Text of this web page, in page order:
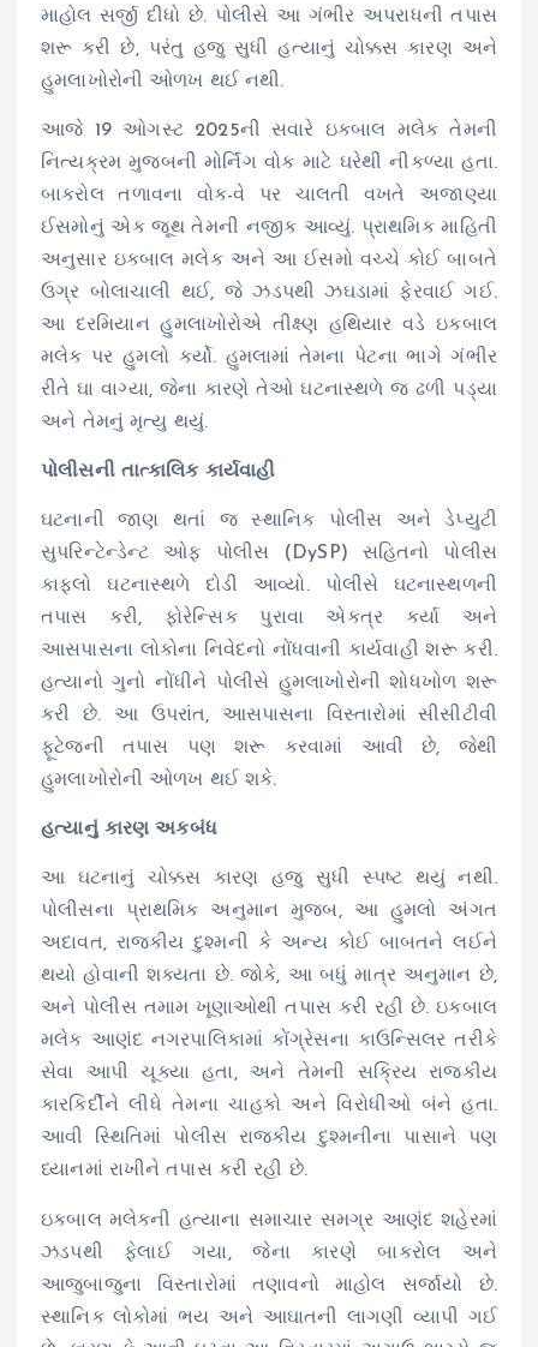
માહોલ સર્જી દીધો છે. પોલીસે આ ગંભીર અપરાધની તપાસ
શરૂ કરી છે, પરંતુ હજુ સુધી હત્યાનું ચોક્કસ કારણ અને
હુમલાખોરોની ઓળખ થઈ નથી.
આજે 19 ઓગસ્ટ 2025ની સવારે ઇકબાલ મલેક તેમની
નિત્યક્રમ મુજબની મોર્નિંગ વોક માટે ઘરેથી નીકળ્યા હતા.
બાકરોલ તળાવના વોક-વે પર ચાલતી વખતે અજાણ્યા
ઈસમોનું એક જૂથ તેમની નજીક આવ્યું. પ્રાથમિક માહિતી
અનુસાર ઇકબાલ મલેક અને આ ઈસમો વચ્ચે કોઈ બાબતે
ઉગ્ર બોલાચાલી થઈ, જે ઝડપથી ઝઘડામાં ફેરવાઈ ગઈ.
આ દરમિયાન હુમલાખોરોએ તીક્ષ્ણ હથિયાર વડે ઇકબાલ
મલેક પર હુમલો કર્યો. હુમલામાં તેમના પેટના ભાગે ગંભીર
રીતે ઘા વાગ્યા, જેના કારણે તેઓ ઘટનાસ્થળે જ ઢળી પડ્યા
અને તેમનું મૃત્યુ થયું.
પોલીસની તાત્કાલિક કાર્યવાહી
ઘટનાની જાણ થતાં જ સ્થાનિક પોલીસ અને ડેપ્યુટી
સુપરિન્ટેન્ડેન્ટ ઓફ પોલીસ (DySP) સહિતનો પોલીસ
કાફલો ઘટનાસ્થળે દોડી આવ્યો. પોલીસે ઘટનાસ્થળની
તપાસ કરી, ફોરેન્સિક પુરાવા એકત્ર કર્યા અને
આસપાસના લોકોના નિવેદનો નોંધવાની કાર્યવાહી શરૂ કરી.
હત્યાનો ગુનો નોંધીને પોલીસે હુમલાખોરોની શોધખોળ શરૂ
કરી છે. આ ઉપરાંત, આસપાસના વિસ્તારોમાં સીસીટીવી
ફૂટેજની તપાસ પણ શરૂ કરવામાં આવી છે, જેથી
હુમલાખોરોની ઓળખ થઈ શકે.
હત્યાનું કારણ અકબંધ
આ ઘટનાનું ચોક્કસ કારણ હજુ સુધી સ્પષ્ટ થયું નથી.
પોલીસના પ્રાથમિક અનુમાન મુજબ, આ હુમલો અંગત
અદાવત, રાજકીય દુશ્મની કે અન્ય કોઈ બાબતને લઈને
થયો હોવાની શક્યતા છે. જોકે, આ બધું માત્ર અનુમાન છે,
અને પોલીસ તમામ ખૂણાઓથી તપાસ કરી રહી છે. ઇકબાલ
મલેક આણંદ નગરપાલિકામાં કોંગ્રેસના કાઉન્સિલર તરીકે
સેવા આપી ચૂક્યા હતા, અને તેમની સક્રિય રાજકીય
કારકિર્દીને લીધે તેમના ચાહકો અને વિરોધીઓ બંને હતા.
આવી સ્થિતિમાં પોલીસ રાજકીય દુશ્મનીના પાસાને પણ
ધ્યાનમાં રાખીને તપાસ કરી રહી છે.
ઇકબાલ મલેકની હત્યાના સમાચાર સમગ્ર આણંદ શહેરમાં
ઝડપથી ફેલાઈ ગયા, જેના કારણે બાકરોલ અને
આજુબાજુના વિસ્તારોમાં તણાવનો માહોલ સર્જાયો છે.
સ્થાનિક લોકોમાં ભય અને આઘાતની લાગણી વ્યાપી ગઈ